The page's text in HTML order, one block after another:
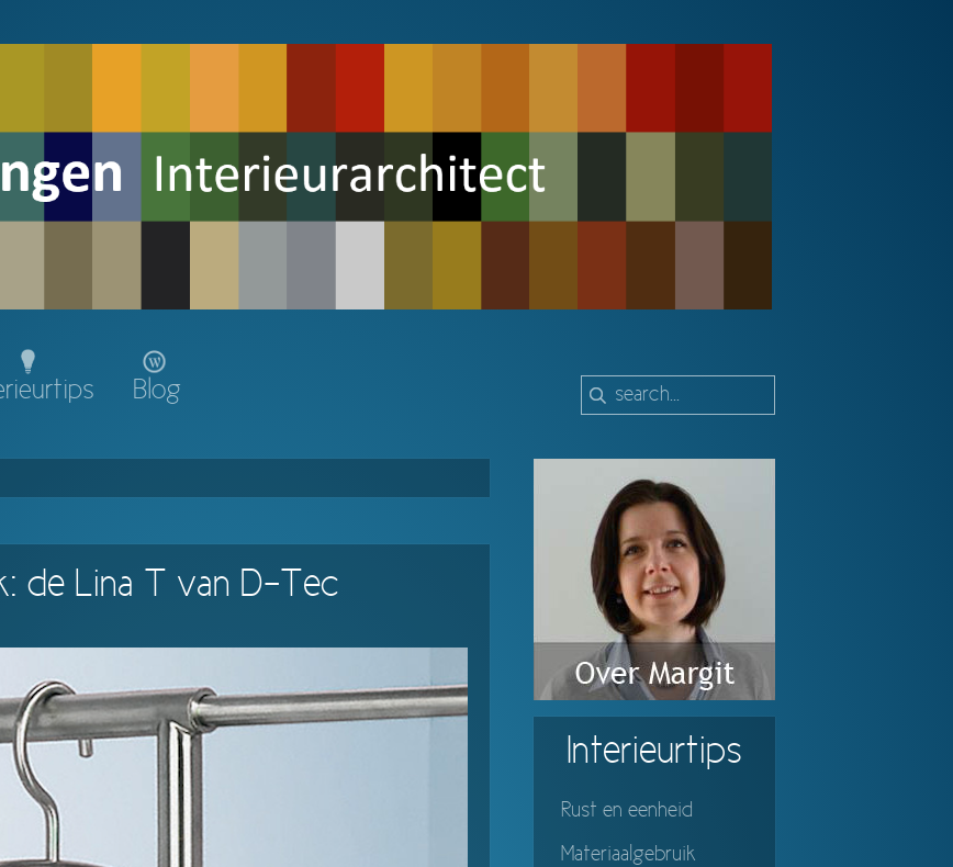
Blog
de Lina T van D-Tec
Interieurtips
Rust en eenheid
Materiaalgebruik